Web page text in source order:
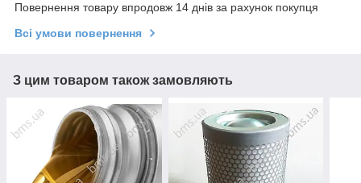
Повернення товару впродовж 14 днів за рахунок покупця
Всі умови повернення
З цим товаром також замовляють